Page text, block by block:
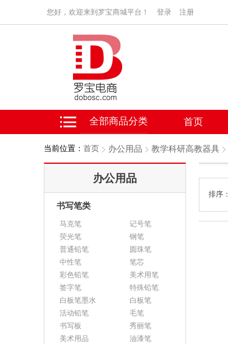
您好，欢迎来到罗宝商城平台！ 登录 注册
全部商品分类 首页
当前位置： 首页 办公用品 教学科研高教器具
办公用品
书写笔类
马克笔
记号笔
荧光笔
钢笔
普通铅笔
圆珠笔
中性笔
笔芯
彩色铅笔
美术用笔
签字笔
特殊铅笔
白板笔墨水
白板笔
活动铅笔
毛笔
书写板
秀丽笔
美术用品
油漆笔
排序：